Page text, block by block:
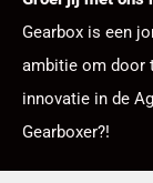
Gearbox is een
ambitie om door
innovatie in de
Gearboxer?!